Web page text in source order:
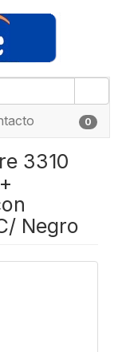
0
3310
Negro